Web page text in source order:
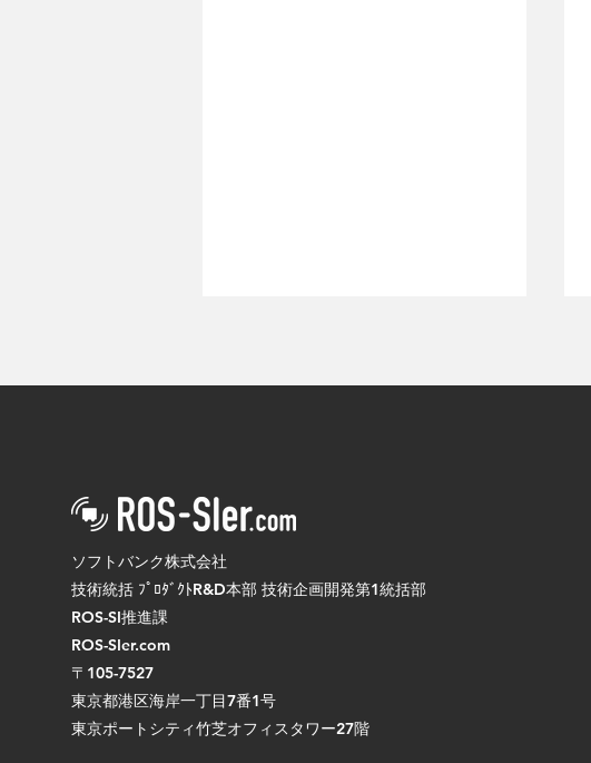
「RoboCup 2024」に出場し4
ソフトバンク株式会社
技術統括 ﾌﾟﾛﾀﾞｸﾄR&D本部 技術企画開発第1統括部
ROS-SI推進課
ROS-SIer.com
〒105-7527
東京都港区海岸一丁目7番1号
東京ポートシティ竹芝オフィスタワー27階